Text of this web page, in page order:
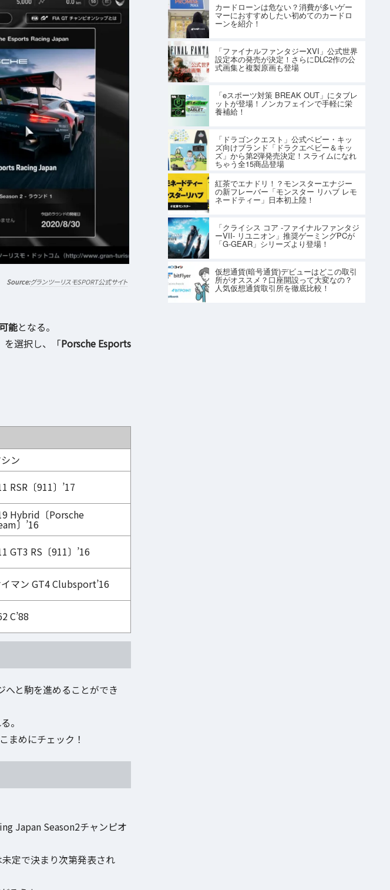
グランツーリスモSPORT公式サイト
能となる。
を選択し、「Porsche Esports
ン
RSR〔911〕’17
Hybrid〔Porsche
〕’16
GT3 RS〔911〕’16
マン GT4 Clubsport’16
C’88
と駒を進めることができ
。
まめにチェック！
Japan Season2チャンピオ
定で決まり次第発表され
カードローンは危ない？消費が多いゲー
マーにおすすめしたい初めてのカードロ
ーンを紹介！
「ファイナルファンタジーXVI」公式世界
設定本の発売が決定！さらにDLC2作の公
式画集と複製原画も登場
「eスポーツ対策 BREAK OUT」にタブレ
ットが登場！ノンカフェインで手軽に栄
養補給！
「ドラゴンクエスト」公式ベビー・キッ
ズ向けブランド「ドラクエベビー＆キッ
ズ」から第2弾発売決定！スライムになれ
ちゃう全15商品登場
紅茶でエナドリ！？モンスターエナジー
の新フレーバー「モンスター リハブ レモ
ネードティー」日本初上陸！
「クライシス コア -ファイナルファンタジ
ーVII- リユニオン」推奨ゲーミングPCが
「G-GEAR」シリーズより登場！
仮想通貨(暗号通貨)デビューはどこの取引
所がオススメ？口座開設って大変なの？
人気仮想通貨取引所を徹底比較！